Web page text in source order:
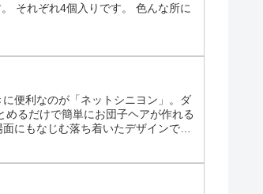
それぞれ4個入りです。 色んな所に
便利なのが「ネットシニヨン」。ダ
るだけで簡単にお団子ヘアが作れる
にもなじむ落ち着いたデザインで、